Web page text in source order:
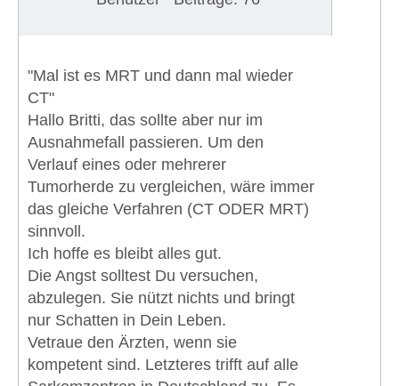
"Mal ist es MRT und dann mal wieder
CT"
Hallo Britti, das sollte aber nur im
Ausnahmefall passieren. Um den
Verlauf eines oder mehrerer
Tumorherde zu vergleichen, wäre immer
das gleiche Verfahren (CT ODER MRT)
sinnvoll.
Ich hoffe es bleibt alles gut.
Die Angst solltest Du versuchen,
abzulegen. Sie nützt nichts und bringt
nur Schatten in Dein Leben.
Vetraue den Ärzten, wenn sie
kompetent sind. Letzteres trifft auf alle